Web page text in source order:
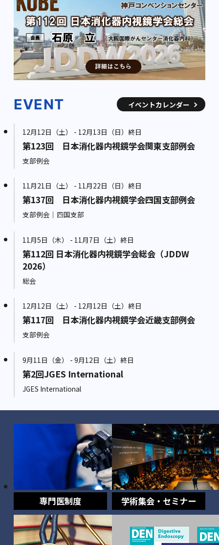
EVENT イベントカレンダー
12月12日（土） - 12月13日（日）終日
第123回 日本消化器内視鏡学会関東支部例会
支部例会
11月21日（土） - 11月22日（日）終日
第137回 日本消化器内視鏡学会四国支部例会
支部例会｜四国支部
11月5日（木） - 11月7日（土）終日
第112回 日本消化器内視鏡学会総会（JDDW
2026）
総会
12月12日（土） - 12月12日（土）終日
第117回 日本消化器内視鏡学会近畿支部例会
支部例会
9月11日（金） - 9月12日（土）終日
第2回JGES International
JGES International
専門医制度 学術集会・セミナー